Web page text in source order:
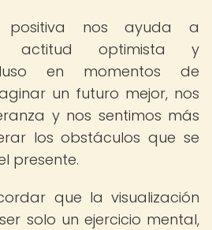
positiva nos ayuda a
actitud optimista y
en momentos de
un futuro mejor, nos
y nos sentimos más
los obstáculos que se
presente.
que la visualización
solo un ejercicio mental,